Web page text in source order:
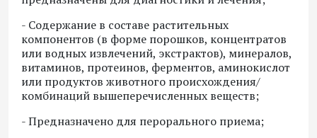
- Содержание в составе растительных
компонентов (в форме порошков, концентратов
или водных извлечений, экстрактов), минералов,
витаминов, протеинов, ферментов, аминокислот
или продуктов животного происхождения/
комбинаций вышеперечисленных веществ;
- Предназначено для перорального приема;